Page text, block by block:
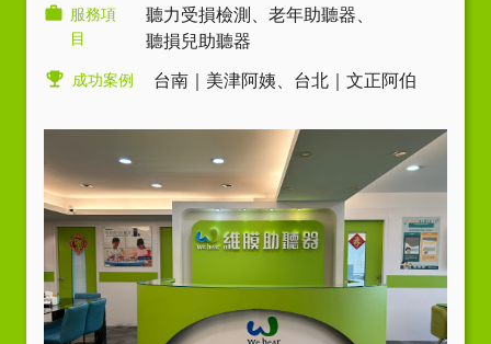
服務項
目
聽力受損檢測 老年助聽器
聽損兒助聽器
成功案例 台南｜美津阿姨 台北｜文正阿伯